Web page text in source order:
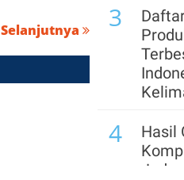
Selanjutnya 3
4
Hasil